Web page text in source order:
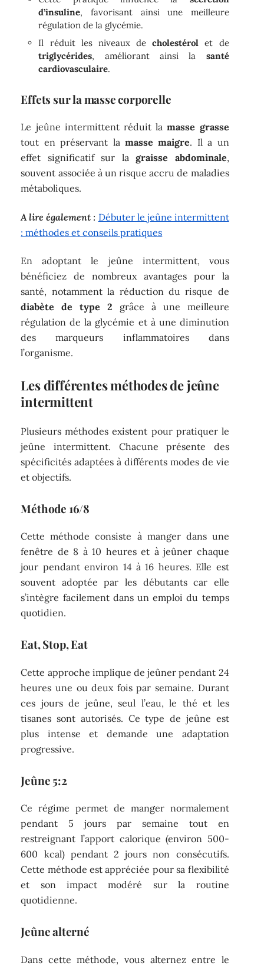
d’insuline, favorisant ainsi une meilleure
régulation de la glycémie.
Il réduit les niveaux decholestérol et de
triglycérides, améliorant ainsi la santé
cardiovasculaire.
Effets sur la masse corporelle
Le jeûne intermittent réduit lamasse grasse
tout en préservant la masse maigre. Il a un
effet significatif sur lagraisse abdominale,
souvent associée à un risque accru de maladies
métaboliques.
A lire également : Débuter le jeûne intermittent
: méthodes et conseils pratiques
En adoptant le jeûne intermittent, vous
bénéficiez de nombreux avantages pour la
santé, notamment la réduction du risque de
diabète de type 2 grâce à une meilleure
régulation de la glycémie et à une diminution
des marqueurs inflammatoires dans
l’organisme.
Les différentes méthodes de jeûne
intermittent
Plusieurs méthodes existent pour pratiquer le
jeûne intermittent. Chacune présente des
spécificités adaptées à différents modes de vie
et objectifs.
Méthode 16/8
Cette méthode consiste à manger dans une
fenêtre de 8 à 10 heures et à jeûner chaque
jour pendant environ 14 à 16 heures. Elle est
souvent adoptée par les débutants car elle
s’intègre facilement dans un emploi du temps
quotidien.
Eat, Stop, Eat
Cette approche implique de jeûner pendant 24
heures une ou deux fois par semaine. Durant
ces jours de jeûne, seul l’eau, le thé et les
tisanes sont autorisés. Ce type de jeûne est
plus intense et demande une adaptation
progressive.
Jeûne 5:2
Ce régime permet de manger normalement
pendant 5 jours par semaine tout en
restreignant l’apport calorique (environ 500-
600 kcal) pendant 2 jours non consécutifs.
Cette méthode est appréciée pour sa flexibilité
et son impact modéré sur la routine
quotidienne.
Jeûne alterné
Dans cette méthode, vous alternez entre le